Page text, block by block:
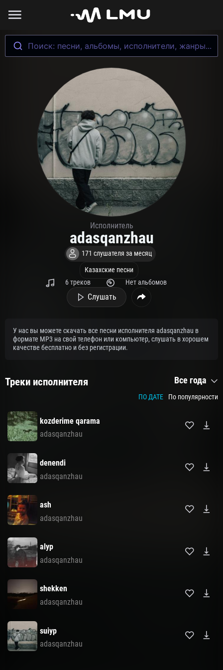
Поиск: песни, альбомы, исполнители, жанры...
Исполнитель
adasqanzhau
171 слушателя за месяц
Казахские песни
6 треков
Нет альбомов
Слушать
У нас вы можете скачать все песни исполнителя adasqanzhau в
формате MP3 на свой телефон или компьютер, слушать в хорошем
качестве бесплатно и без регистрации.
Треки исполнителя Все года
ПО ДАТЕ По популярности
kozderime qarama
adasqanzhau
denendi
adasqanzhau
ash
adasqanzhau
alyp
adasqanzhau
shekken
adasqanzhau
suiyp
adasqanzhau